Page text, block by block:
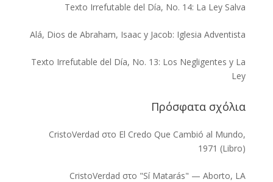
Texto Irrefutable del Día, No. 14: La Ley Salva
Alá, Dios de Abraham, Isaac y Jacob: Iglesia Adventista
Texto Irrefutable del Día, No. 13: Los Negligentes y La
Ley
Πρόσφατα σχόλια
CristoVerdad στο El Credo Que Cambió al Mundo,
1971 (Libro)
CristoVerdad στο "Sí Matarás" — Aborto, LA